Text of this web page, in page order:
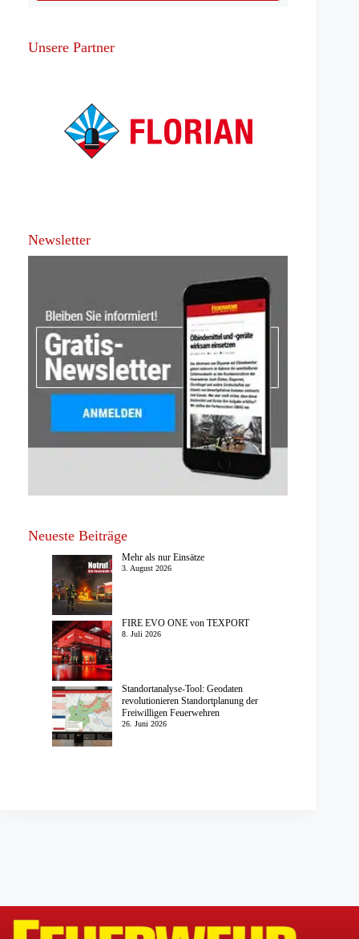
Unsere Partner
Newsletter
Neueste Beiträge
Mehr als nur Einsätze
3. August 2026
FIRE EVO ONE von TEXPORT
8. Juli 2026
Standortanalyse-Tool: Geodaten
revolutionieren Standortplanung der
Freiwilligen Feuerwehren
26. Juni 2026